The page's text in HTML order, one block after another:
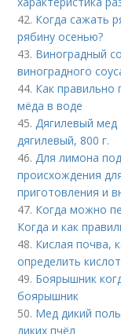
42. Когда сажать
рябину осенью?
43. Виноградный
виноградного
44. Как правильно
мёда в воде
45.Дягилевый
дягилевый, 800 г.
46.Для лимона
происхождения
приготовления и
47. Когда можно
Когда и как
48. Кислая почва,
определить
49. Боярышник
боярышник
50. Мед дикий
диких пчёл